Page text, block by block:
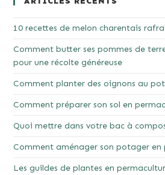
10 recettes de melon charentais
Comment butter ses pommes de
pour une récolte généreuse
Comment planter des oignons au
Comment préparer son sol en
Quoi mettre dans votre bac à
Comment aménager son potager en
Les guildes de plantes en